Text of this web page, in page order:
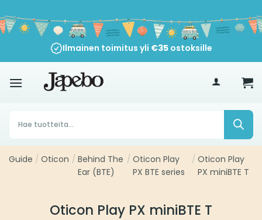
sisältöön
Ilmainen toimitus yli €35ostoksille
Products
search
Guide / Oticon / Behind The
Ear (BTE)
/ Oticon Play
PX BTE series
/ Oticon Play
PX miniBTE T
Oticon Play PX miniBTE T